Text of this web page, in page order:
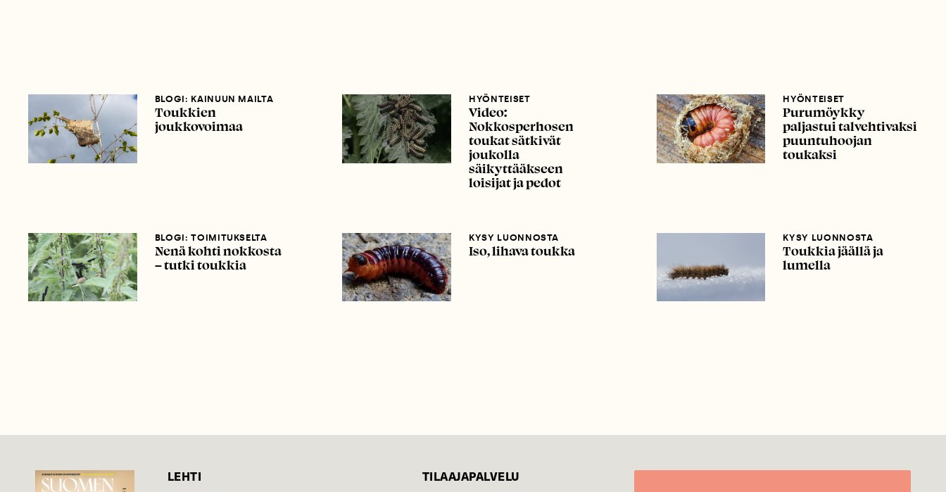
BLOGI: KAINUUN MAILTA
Toukkien
joukkovoimaa
HYÖNTEISET
Video:
Nokkosperhosen
toukat sätkivät
joukolla
säikyttääkseen
loisijat ja pedot
HYÖNTEISET
Purumöykky
paljastui talvehtivaksi
puuntuhoojan
toukaksi
BLOGI: TOIMITUKSELTA
Nenä kohti nokkosta
– tutki toukkia
KYSY LUONNOSTA
Iso, lihava toukka
KYSY LUONNOSTA
Toukkia jäällä ja
lumella
LEHTI TILAAJAPALVELU